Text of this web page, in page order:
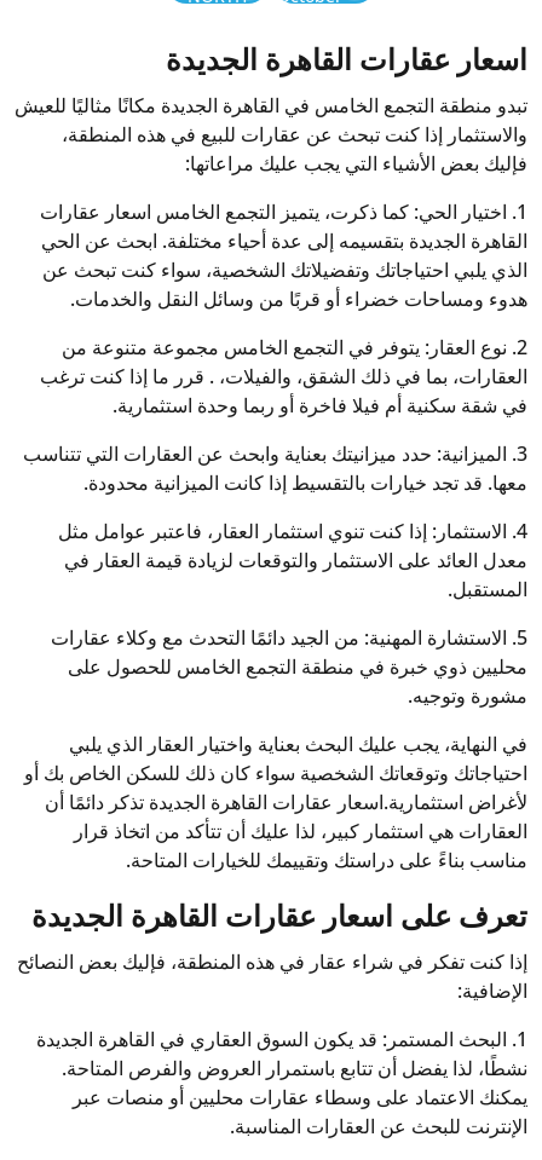
اسعار عقارات القاهرة الجديدة
تبدو منطقة التجمع الخامس في القاهرة الجديدة مكانًا مثاليًا للعيش
والاستثمار إذا كنت تبحث عن عقارات للبيع في هذه المنطقة،
فإليك بعض الأشياء التي يجب عليك مراعاتها:
1. اختيار الحي: كما ذكرت، يتميز التجمع الخامس اسعار عقارات
القاهرة الجديدة بتقسيمه إلى عدة أحياء مختلفة. ابحث عن الحي
الذي يلبي احتياجاتك وتفضيلاتك الشخصية، سواء كنت تبحث عن
هدوء ومساحات خضراء أو قربًا من وسائل النقل والخدمات.
2. نوع العقار: يتوفر في التجمع الخامس مجموعة متنوعة من
العقارات، بما في ذلك الشقق، والفيلات، . قرر ما إذا كنت ترغب
في شقة سكنية أم فيلا فاخرة أو ربما وحدة استثمارية.
3. الميزانية: حدد ميزانيتك بعناية وابحث عن العقارات التي تتناسب
معها. قد تجد خيارات بالتقسيط إذا كانت الميزانية محدودة.
4. الاستثمار: إذا كنت تنوي استثمار العقار، فاعتبر عوامل مثل
معدل العائد على الاستثمار والتوقعات لزيادة قيمة العقار في
المستقبل.
5. الاستشارة المهنية: من الجيد دائمًا التحدث مع وكلاء عقارات
محليين ذوي خبرة في منطقة التجمع الخامس للحصول على
مشورة وتوجيه.
في النهاية، يجب عليك البحث بعناية واختيار العقار الذي يلبي
احتياجاتك وتوقعاتك الشخصية سواء كان ذلك للسكن الخاص بك أو
لأغراض استثمارية.اسعار عقارات القاهرة الجديدة تذكر دائمًا أن
العقارات هي استثمار كبير، لذا عليك أن تتأكد من اتخاذ قرار
مناسب بناءً على دراستك وتقييمك للخيارات المتاحة.
تعرف على اسعار عقارات القاهرة الجديدة
إذا كنت تفكر في شراء عقار في هذه المنطقة، فإليك بعض النصائح
الإضافية:
1. البحث المستمر: قد يكون السوق العقاري في القاهرة الجديدة
نشطًا، لذا يفضل أن تتابع باستمرار العروض والفرص المتاحة.
يمكنك الاعتماد على وسطاء عقارات محليين أو منصات عبر
الإنترنت للبحث عن العقارات المناسبة.